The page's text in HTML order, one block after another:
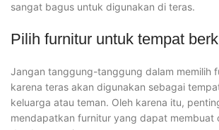
sangat bagus untuk digunakan di teras.
Pilih furnitur untuk tempat
Jangan tanggung-tanggung dalam memilih
karena teras akan digunakan sebagai
keluarga atau teman. Oleh karena itu,
mendapatkan furnitur yang dapat membuat